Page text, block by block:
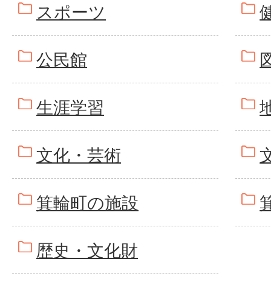
スポーツ
公民館
生涯学習
文化・芸術
箕輪町の施設
歴史・文化財